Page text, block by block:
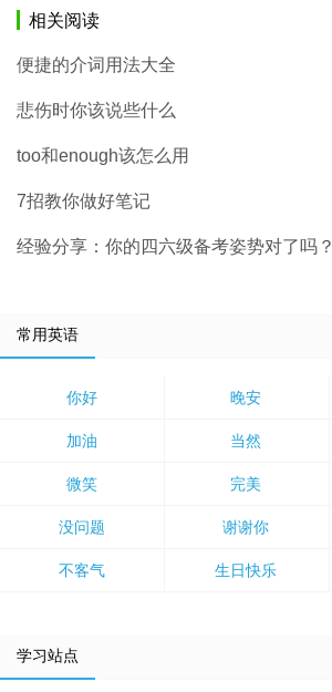
相关阅读
便捷的介词用法大全
悲伤时你该说些什么
too和enough该怎么用
7招教你做好笔记
经验分享：你的四六级备考姿势对了吗？
常用英语
你好 晚安
加油 当然
微笑 完美
没问题 谢谢你
不客气 生日快乐
学习站点